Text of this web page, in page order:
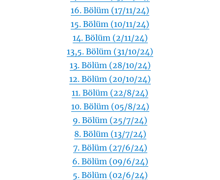
16. Bölüm (17/11/24)
15. Bölüm (10/11/24)
14. Bölüm (2/11/24)
13,5. Bölüm (31/10/24)
13. Bölüm (28/10/24)
12. Bölüm (20/10/24)
11. Bölüm (22/8/24)
10. Bölüm (05/8/24)
9. Bölüm (25/7/24)
8. Bölüm (13/7/24)
7. Bölüm (27/6/24)
6. Bölüm (09/6/24)
5. Bölüm (02/6/24)